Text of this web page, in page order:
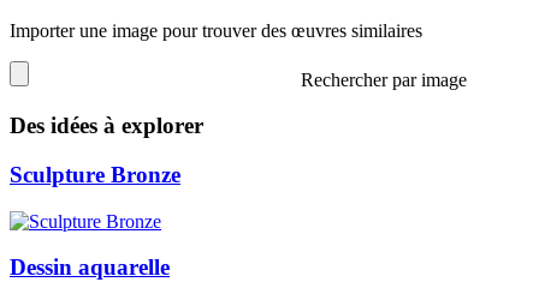
Importer une image pour trouver des œuvres similaires
Rechercher par image
Des idées à explorer
Sculpture Bronze
Dessin aquarelle